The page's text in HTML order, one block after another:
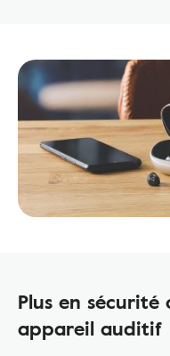
Plus en sécurité
appareil auditif